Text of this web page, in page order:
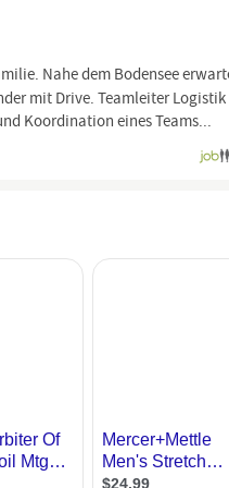
Nahe dem Bodensee
mit Drive. Teamleiter Logistik
Koordination eines Teams...